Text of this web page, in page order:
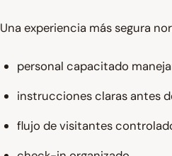
Una experiencia más segura
personal capacitado
instrucciones claras antes
flujo de visitantes